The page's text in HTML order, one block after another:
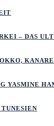
– DAS
YASMINE